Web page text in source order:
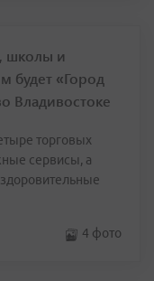
школы и
будет «Город
Владивостоке
торговых
сервисы, а
4 фото